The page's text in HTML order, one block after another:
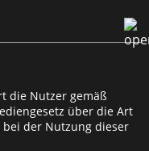
die Nutzer gemäß
über die Art
der Nutzung dieser